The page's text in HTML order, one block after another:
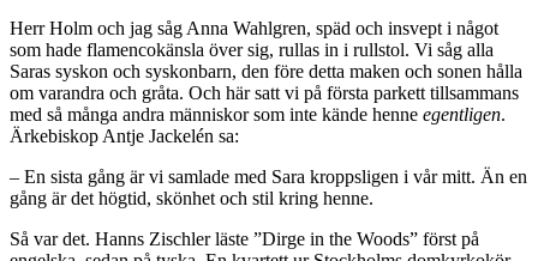
Herr Holm och jag såg Anna Wahlgren, späd och insvept i något
som hade flamencokänsla över sig, rullas in i rullstol. Vi såg alla
Saras syskon och syskonbarn, den före detta maken och sonen hålla
om varandra och gråta. Och här satt vi på första parkett tillsammans
med så många andra människor som inte kände henne egentligen.
Ärkebiskop Antje Jackelén sa:
– En sista gång är vi samlade med Sara kroppsligen i vår mitt. Än en
gång är det högtid, skönhet och stil kring henne.
Så var det. Hanns Zischler läste ”Dirge in the Woods” först på